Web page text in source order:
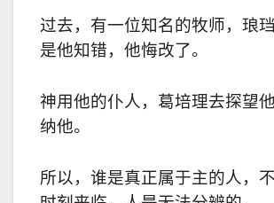
过去，有一位知名的牧师，琅
是他知错，他悔改了。
神用他的仆人，葛培理去探望
纳他。
所以，谁是真正属于主的人，